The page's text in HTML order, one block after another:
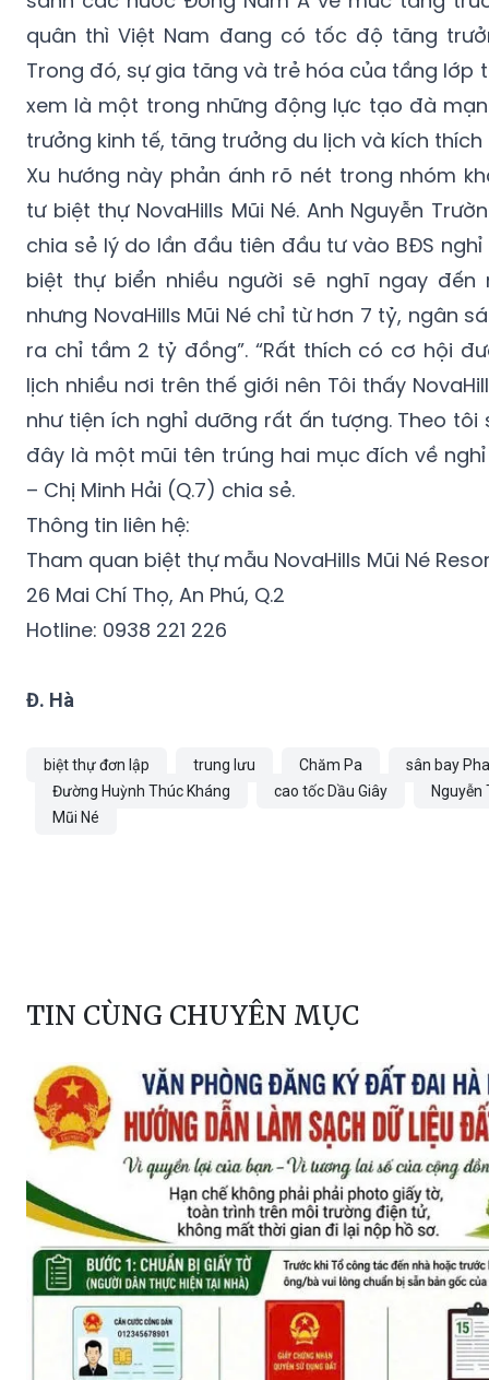
quân thì Việt Nam đang có tốc độ tăng
Trong đó, sự gia tăng và trẻ hóa của tầng lớp
xem là một trong những động lực tạo đà
trưởng kinh tế, tăng trưởng du lịch và kích
Xu hướng này phản ánh rõ nét trong nhóm
tư biệt thự NovaHills Mũi Né. Anh Nguyễn
chia sẻ lý do lần đầu tiên đầu tư vào BĐS nghỉ
biệt thự biển nhiều người sẽ nghĩ ngay đến
nhưng NovaHills Mũi Né chỉ từ hơn 7 tỷ, ngân
ra chỉ tầm 2 tỷ đồng”. “Rất thích có cơ hội
lịch nhiều nơi trên thế giới nên Tôi thấy
như tiện ích nghỉ dưỡng rất ấn tượng. Theo
đây là một mũi tên trúng hai mục đích về
– Chị Minh Hải (Q.7) chia sẻ.
Thông tin liên hệ:
Tham quan biệt thự mẫu NovaHills Mũi Né
26 Mai Chí Thọ, An Phú, Q.2
Hotline: 0938 221 226
Đ. Hà
biệt thự đơn lập trung lưu Chăm Pa
sân bay
Đường Huỳnh Thúc Kháng
cao tốc Dầu Giây
Nguyễn
Mũi Né
TIN CÙNG CHUYÊN MỤC